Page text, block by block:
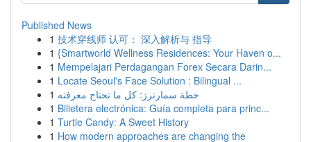
Published News
1 技术穿线师 认可： 深入解析与 指导
1 {Smartworld Wellness Residences: Your Haven o...
1 Mempelajari Perdagangan Forex Secara Darin...
1 Locate Seoul's Face Solution : Bilingual ...
1 خطة سمارترز: كل ما تحتاج معرفته
1 Billetera electrónica: Guía completa para princ...
1 Turtle Candy: A Sweet History
1 How modern approaches are changing the